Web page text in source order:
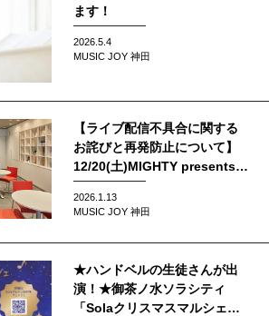
ます！
2026.5.4
MUSIC JOY 神田
【ライブ配信不具合に関する
お詫びと再発防止について】
12/20(土)MIGHTY presents
Gospel Winter LIVE 2025
2026.1.13
MUSIC JOY 神田
★ハンドベルの生徒さんが出
演！★御茶ノ水ソラシティ
「Solaクリスマスマルシェ」